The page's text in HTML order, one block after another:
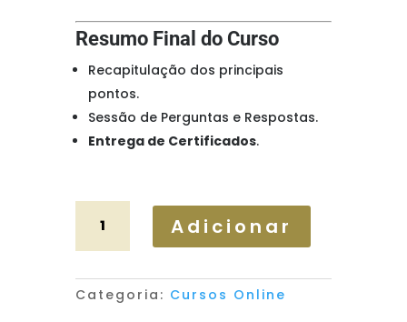
Resumo Final do Curso
Recapitulação dos principais
pontos.
Sessão de Perguntas e Respostas.
Entrega de Certificados.
Adicionar
Categoria: Cursos Online